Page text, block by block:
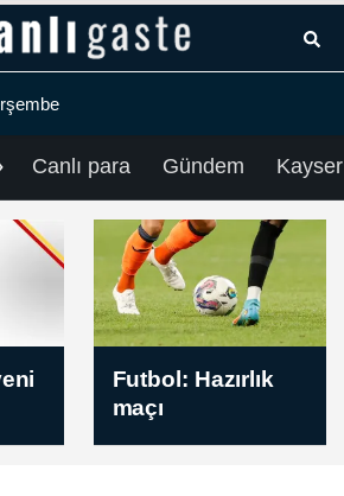
Canlı para Gündem
Inter Turku -
Vaduz Maçında